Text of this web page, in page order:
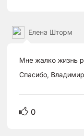
Елена Шторм
Мне жалко жизнь
Спасибо,
0